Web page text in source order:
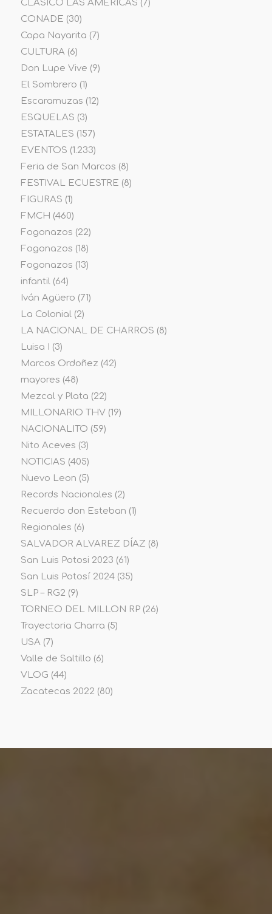
CLÁSICO LAS AMÉRICAS (7)
CONADE (30)
Copa Nayarita (7)
CULTURA(6)
Don Lupe Vive (9)
El Sombrero (1)
Escaramuzas (12)
ESQUELAS (3)
ESTATALES (157)
EVENTOS (1.233)
Feria de San Marcos (8)
FESTIVAL ECUESTRE (8)
FIGURAS (1)
FMCH (460)
Fogonazos (22)
Fogonazos (18)
Fogonazos (13)
infantil(64)
Iván Agüero (71)
La Colonial(2)
LA NACIONAL DE CHARROS (8)
Luisa I
(3)
Marcos Ordoñez (42)
mayores (48)
Mezcal y Plata (22)
MILLONARIO THV(19)
NACIONALITO (59)
Nito Aceves (3)
NOTICIAS (405)
Nuevo Leon (5)
Records Nacionales (2)
Recuerdo don Esteban (1)
Regionales (6)
SALVADOR ALVAREZ DÍAZ (8)
San Luis Potosi 2023 (61)
San Luis Potosí 2024(35)
SLP – RG2 (9)
TORNEO DEL MILLON RP(26)
Trayectoria Charra (5)
USA(7)
Valle de Saltillo (6)
VLOG (44)
Zacatecas 2022 (80)